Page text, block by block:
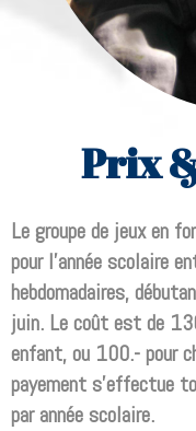
Prix
Le groupe de jeux en
pour l'année scolaire
hebdomadaires,
juin. Le coût est de
enfant, ou 100.- pour
payement s'effectue
par année scolaire.